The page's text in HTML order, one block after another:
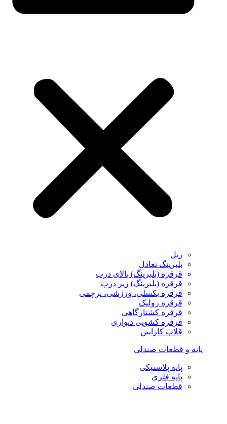
ریل
بلبرینگ تعادل
قرقره (بلبرینگ) بالای درب
قرقره (بلبرینگ) زیر درب
قرقره بکسلی، ورزشی، پرچمی
قرقره رولیک
قرقره کشتارگاهی
قرقره کشویی دیواری
قلاب کارابین
پایه و قطعات صندلی
پایه پلاستیکی
پایه فلزی
قطعات صندلی